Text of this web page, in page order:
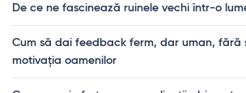
De ce ne fascinează ruinele vechi într-o
Cum să dai feedback ferm, dar uman, fără
motivația oamenilor